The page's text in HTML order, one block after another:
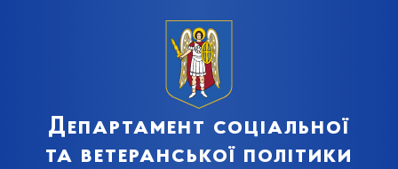
Департамент соціальної
та ветеранської політики